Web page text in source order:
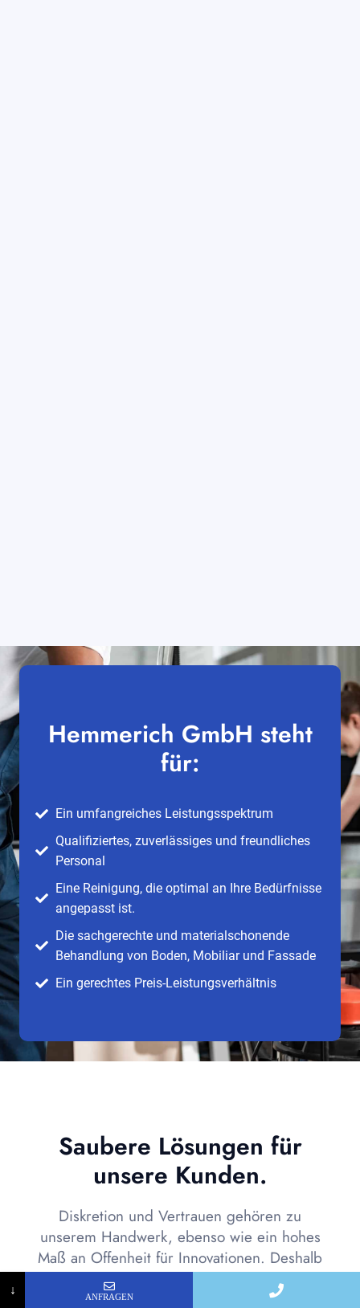
Hemmerich GmbH steht
für:
Ein umfangreiches Leistungsspektrum
Qualifiziertes, zuverlässiges und freundliches
Personal
Eine Reinigung, die optimal an Ihre Bedürfnisse
angepasst ist.
Die sachgerechte und materialschonende
Behandlung von Boden, Mobiliar und Fassade
Ein gerechtes Preis-Leistungsverhältnis
Saubere Lösungen für
unsere Kunden.
Diskretion und Vertrauen gehören zu
unserem Handwerk, ebenso wie ein hohes
Maß an Offenheit für Innovationen. Deshalb
möchten wir Ihnen an dieser Stelle einen
Branchen- und Spartenüberblick gewähren.
↓ ANFRAGEN